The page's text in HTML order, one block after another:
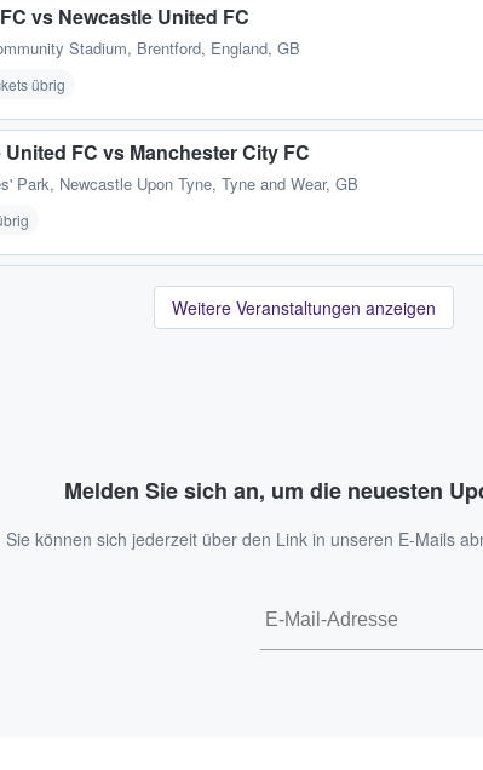
vs Newcastle United FC
Stadium, Brentford, England, GB
übrig
United FC vs Manchester City FC
Park, Newcastle Upon Tyne, Tyne and Wear, GB
Weitere Veranstaltungen anzeigen
Melden Sie sich an, um die neuesten
Sie können sich jederzeit über den Link in unseren E-Mails